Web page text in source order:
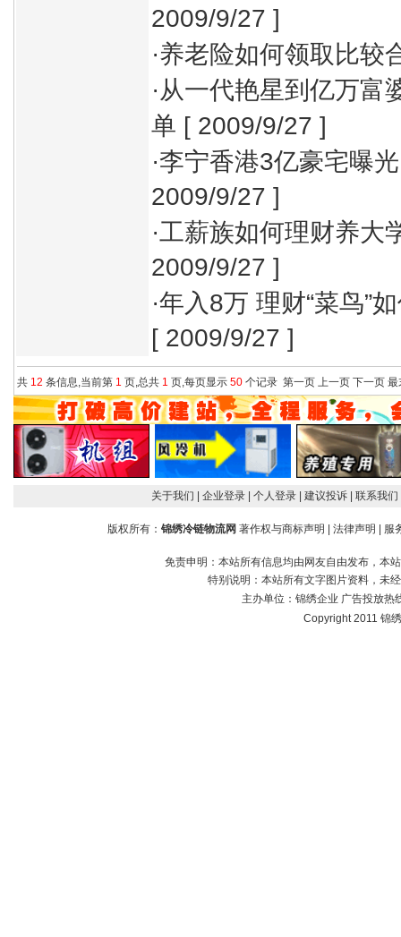
2009/9/27 ]
·养老险如何领取比较
·从一代艳星到亿万富
单 [ 2009/9/27 ]
·李宁香港3亿豪宅曝
2009/9/27 ]
·工薪族如何理财养大
2009/9/27 ]
·年入8万 理财“菜鸟”
[ 2009/9/27 ]
共 12 条信息,当前第 1 页,总共 1 页,每页显示 50 个记录 第一页 上一页 下一页 最
关于我们 | 企业登录 | 个人登录 | 建议投诉 | 联系我们
版权所有： 锦绣冷链物流网 著作权与商标声明 | 法律声明 | 服
免责申明：本站所有信息均由网友自由发布，本
特别说明：本站所有文字图片资料，未
主办单位： 锦绣企业 广告投放热
Copyright 2011 锦